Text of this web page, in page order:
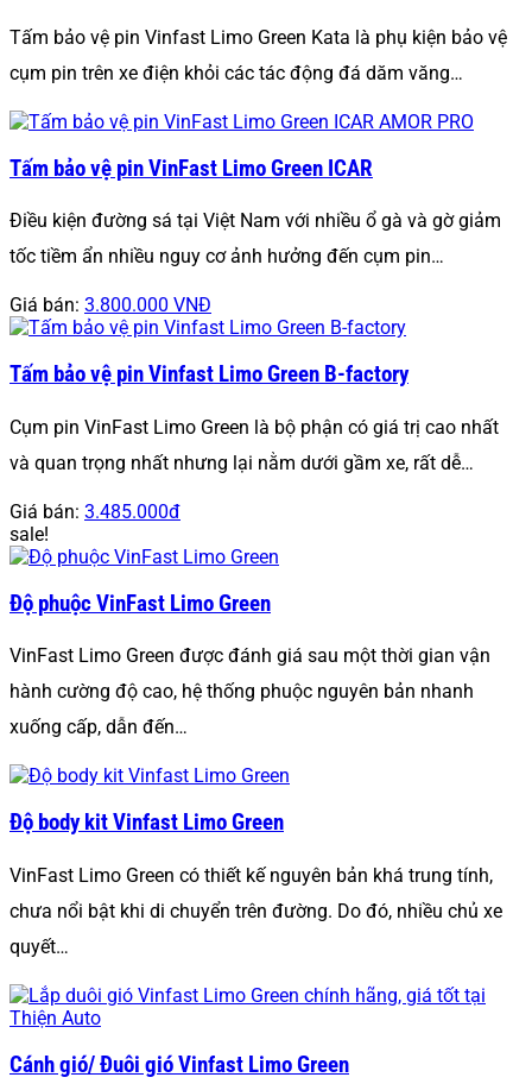
Tấm bảo vệ pin Vinfast Limo Green Kata là phụ kiện bảo vệ
cụm pin trên xe điện khỏi các tác động đá dăm văng…
Tấm bảo vệ pin VinFast Limo Green ICAR
Điều kiện đường sá tại Việt Nam với nhiều ổ gà và gờ giảm
tốc tiềm ẩn nhiều nguy cơ ảnh hưởng đến cụm pin…
Giá bán: 3.800.000 VNĐ
Tấm bảo vệ pin Vinfast Limo Green B-factory
Cụm pin VinFast Limo Green là bộ phận có giá trị cao nhất
và quan trọng nhất nhưng lại nằm dưới gầm xe, rất dễ…
Giá bán: 3.485.000đ
sale!
Độ phuộc VinFast Limo Green
VinFast Limo Green được đánh giá sau một thời gian vận
hành cường độ cao, hệ thống phuộc nguyên bản nhanh
xuống cấp, dẫn đến…
Độ body kit Vinfast Limo Green
VinFast Limo Green có thiết kế nguyên bản khá trung tính,
chưa nổi bật khi di chuyển trên đường. Do đó, nhiều chủ xe
quyết…
Cánh gió/ Đuôi gió Vinfast Limo Green